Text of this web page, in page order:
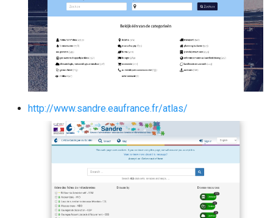
http://www.sandre.eaufrance.fr/atlas/